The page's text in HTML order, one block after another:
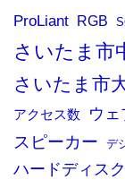
ProLiant RGB
さいたま市
さいたま市
アクセス数 ウェ
スピーカー デ
ハードディスク